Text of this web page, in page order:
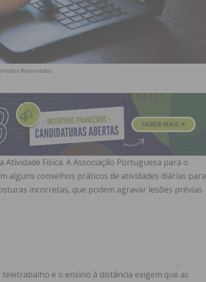
Reservados
Física. A Associação Portuguesa para o
alguns conselhos práticos de atividades diárias para
incorretas, que podem agravar lesões prévias
e o ensino à distância exigem que as